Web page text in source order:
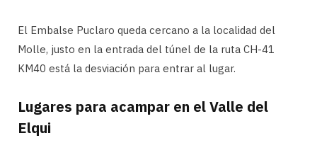
El Embalse Puclaro queda cercano a la localidad del
Molle, justo en la entrada del túnel de la ruta CH-41
KM40 está la desviación para entrar al lugar.
Lugares para acampar en el Valle del
Elqui